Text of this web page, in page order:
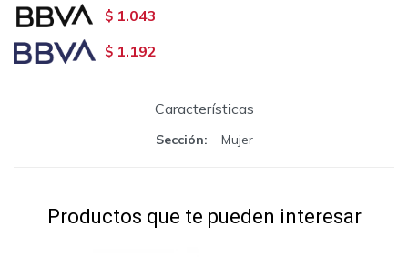
$ 1.043
$ 1.192
Características
Sección Mujer
Productos que te pueden interesar